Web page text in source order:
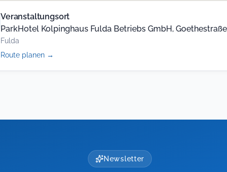
Veranstaltungsort
ParkHotel Kolpinghaus Fulda Betriebs GmbH,
Fulda
Route planen →
Newsletter